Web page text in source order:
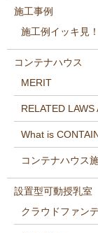
施工事例
施工例イッキ見！
コンテナハウス
MERIT
RELATED
What is
コンテナハウス
設置型可動授乳室
クラウドファン